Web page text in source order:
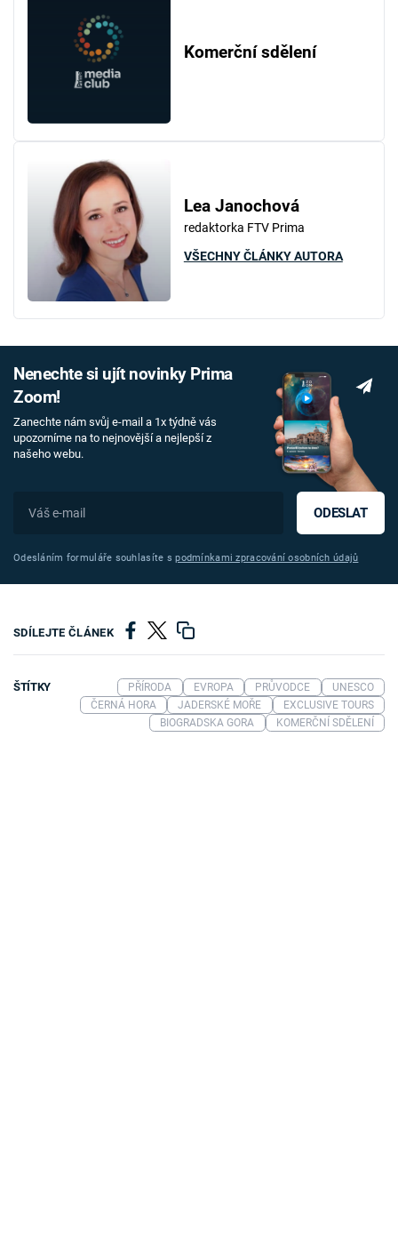
Komerční sdělení
Lea Janochová
redaktorka FTV Prima
VŠECHNY ČLÁNKY AUTORA
Nenechte si ujít novinky Prima
Zoom!
Zanechte nám svůj e-mail a 1x týdně vás
upozorníme na to nejnovější a nejlepší z
našeho webu.
ODESLAT
Odesláním formuláře souhlasíte spodmínkami zpracování osobních údajů
SDÍLEJTE ČLÁNEK
ŠTÍTKY PŘÍRODA EVROPA PRŮVODCE
UNESCO
ČERNÁ HORA
JADERSKÉ MOŘE
EXCLUSIVE TOURS
BIOGRADSKA GORA
KOMERČNÍ SDĚLENÍ